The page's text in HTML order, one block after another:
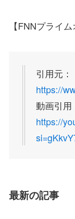
【FNNプライ
引用元：
https://
動画引用
https://
最新の記事